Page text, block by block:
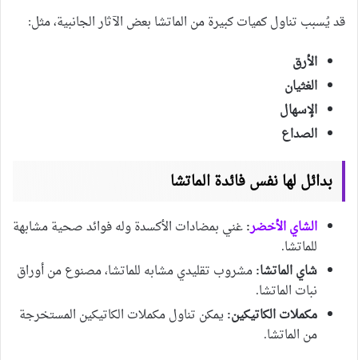
قد يُسبب تناول كميات كبيرة من الماتشا بعض الآثار الجانبية، مثل:
الأرق
الغثيان
الإسهال
الصداع
بدائل لها نفس فائدة الماتشا
الشاي الأخضر:غني بمضادات الأكسدة وله فوائد صحية مشابهة
للماتشا.
شاي الماتشا:مشروب تقليدي مشابه للماتشا، مصنوع من أوراق
نبات الماتشا.
مكملات الكاتيكين:يمكن تناول مكملات الكاتيكين المستخرجة
من الماتشا.